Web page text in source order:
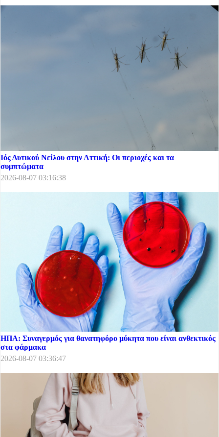
Ιός Δυτικού Νείλου στην Αττική: Οι περιοχές και τα
συμπτώματα
2026-08-07 03:16:38
ΗΠΑ: Συναγερμός για θανατηφόρο μύκητα που είναι ανθεκτικός
στα φάρμακα
2026-08-07 03:36:47